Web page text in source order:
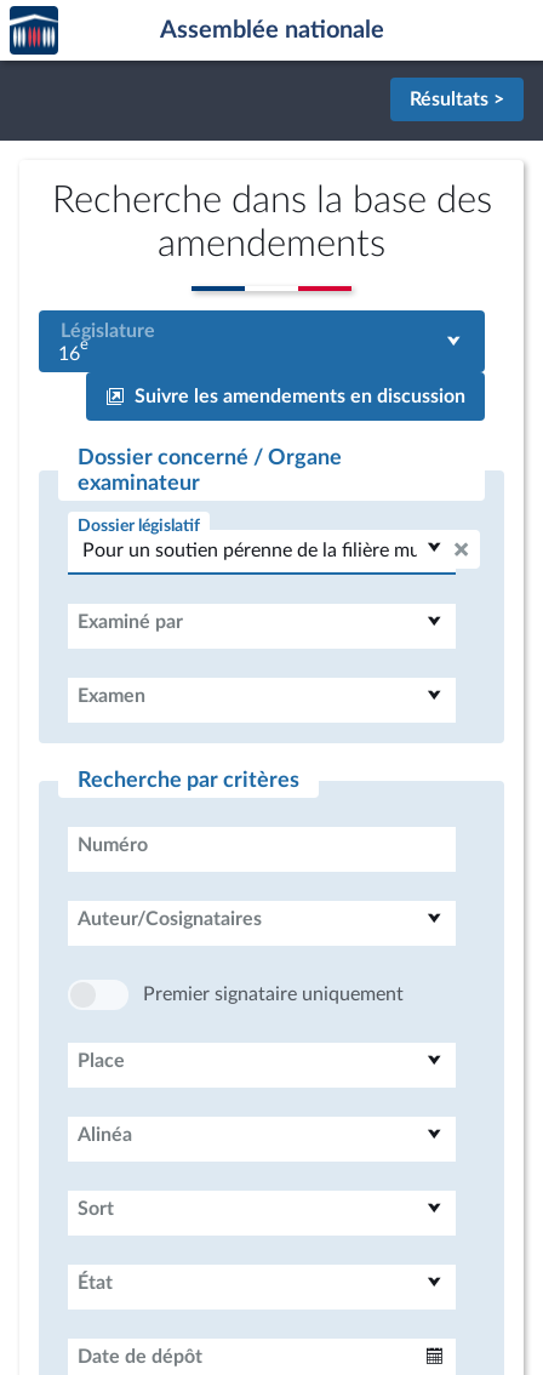
Aller au contenu
Aller en bas de la page
Accèder
à la
page
Assemblée nationale
Résultats >
Recherche dans la base des
amendements
Législature
16e
Suivre les amendements en discussion
Dossier concerné / Organe
examinateur
Dossier législatif
Examiné par
Examen
Recherche par critères
Numéro
Auteur/Cosignataires
Premier signataire uniquement
Place
Alinéa
Sort
État
Date de dépôt